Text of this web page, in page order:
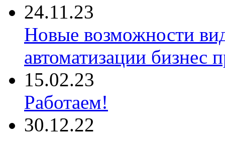
24.11.23
Новые возможности
автоматизации бизнес
15.02.23
Работаем!
30.12.22